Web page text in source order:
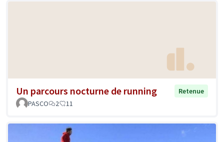
Un parcours nocturne de running
Retenue
PASCO
2 11